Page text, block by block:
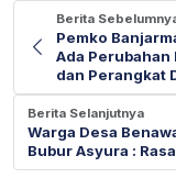
Berita
Pemko
Ada Perubahan
dan Perangkat
Berita Selanjutnya
Warga Desa
Bubur Asyura :